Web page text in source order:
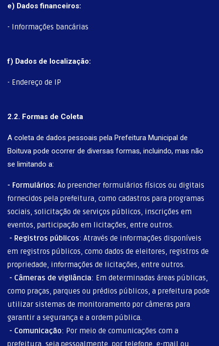
e) Dados financeiros:
- Informações bancárias
f) Dados de localização:
- Endereço de IP
2.2. Formas de Coleta
A coleta de dados pessoais pela Prefeitura Municipal de
Boituva pode ocorrer de diversas formas, incluindo, mas não
se limitando a:
- Formulários: Ao preencher formulários físicos ou digitais
fornecidos pela prefeitura, como cadastros para programas
sociais, solicitação de serviços públicos, inscrições em
eventos, participação em licitações, entre outros.
- Registros públicos: Através de informações disponíveis
em registros públicos, como dados de eleitores, registros de
propriedade, informações de licitações, entre outros.
- Câmeras de vigilância: Em determinadas áreas públicas,
como praças, parques ou prédios públicos, a prefeitura pode
utilizar sistemas de monitoramento por câmeras para
garantir a segurança e a ordem pública.
- Comunicação: Por meio de comunicações com a
prefeitura, seja pessoalmente, por telefone, e-mail ou